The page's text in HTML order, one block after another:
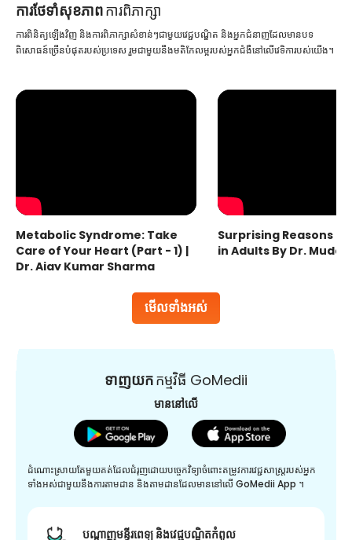
ការ​ថែទាំ​សុខភាពការពិភាក្សា
មើលទាំងអស់
ការពិនិត្យឡើងវិញ និងការពិភាក្សាសំខាន់ៗជាមួយវេជ្ជបណ្ឌិត និងអ្នកជំនាញដែលមានបទ
ពិសោធន៍ច្រើនបំផុតរបស់ប្រទេស រួមជាមួយនឹងមតិកែលម្អរបស់អ្នកជំងឺនៅលើវេទិការបស់យើង។
Metabolic Syndrome: Take
Care of Your Heart (Part - 1) |
Dr. Ajay Kumar Sharma
Surprising Reasons
in Adults By Dr.
ទាញយកកម្មវិធី GoMedii
មាននៅលើ
ដំណោះស្រាយតែមួយគត់ដែលជំរុញដោយបច្ចេកវិទ្យាចំពោះតម្រូវការវេជ្ជសាស្រ្តរបស់អ្នក
ទាំងអស់ជាមួយនឹងការតាមដាន និងតាមដានដែលមាននៅលើ GoMedii App ។
បណ្តាញមន្ទីរពេទ្យ និងវេជ្ជបណ្ឌិតកំពូល